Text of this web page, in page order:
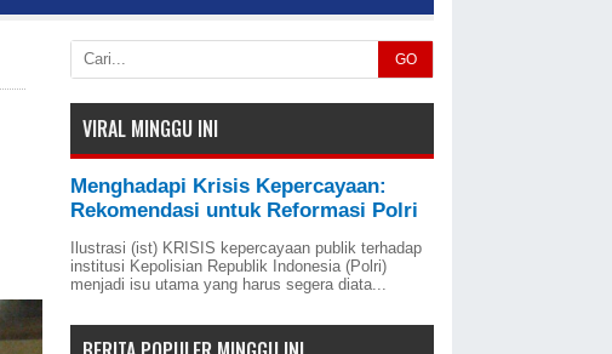
GO
VIRAL MINGGU INI
Menghadapi Krisis Kepercayaan:
Rekomendasi untuk Reformasi Polri
Ilustrasi (ist) KRISIS kepercayaan publik terhadap
institusi Kepolisian Republik Indonesia (Polri)
menjadi isu utama yang harus segera diata...